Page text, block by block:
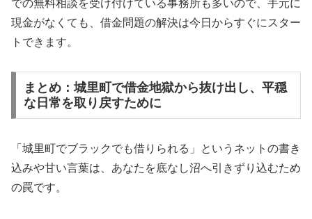
での無料相談を受け付けている事務所も多いので、手元に
現金がなくても、借金問題の解決は今日からすぐにスター
トできます。
まとめ：城里町で借金地獄から抜け出し、平穏
な日常を取り戻すために
「城里町でブラックでも借りられる」というネットの書き
込みや甘い言葉は、あなたを底なし沼へ引きずり込むため
の罠です。